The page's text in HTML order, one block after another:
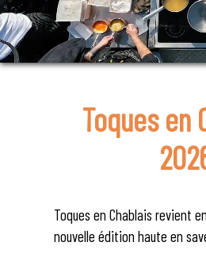
Toques en
Toques en Chablais revient
nouvelle édition haute en